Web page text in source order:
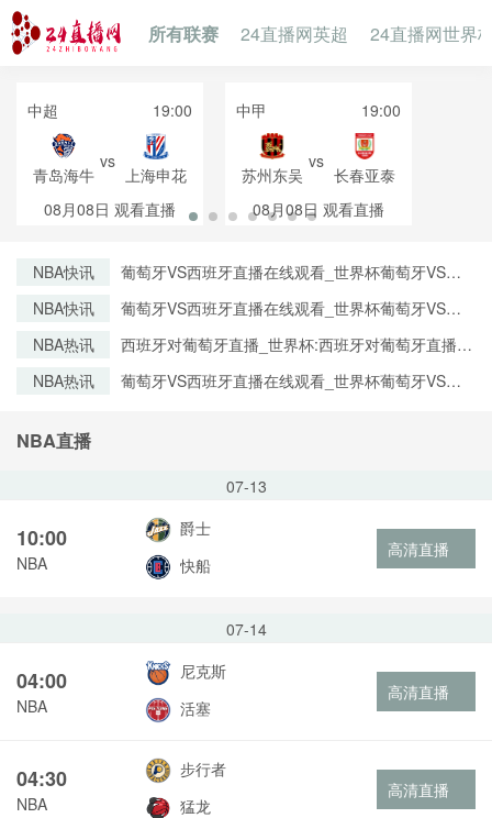
所有联赛 24直播网英超 24直播网世界
中超 19:00
青岛海牛
vs
上海申花
08月08日 观看直播
中甲 19:00
苏州东吴
vs
长春亚泰
08月08日 观看直播
NBA快讯
葡萄牙VS西班牙直播在线观看_世界杯葡萄牙VS西
NBA快讯
葡萄牙VS西班牙直播在线观看_世界杯葡萄牙VS西
NBA热讯
西班牙对葡萄牙直播_世界杯:西班牙对葡萄牙直播免
清无插件
NBA热讯
葡萄牙VS西班牙直播在线观看_世界杯葡萄牙VS西
NBA直播
07-13
10:00
NBA
爵士
快船
高清直播
07-14
04:00
NBA
尼克斯
活塞
高清直播
04:30
NBA
步行者
猛龙
高清直播